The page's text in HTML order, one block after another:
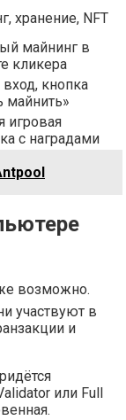
хранение, NFT
майнинг в
кликера
кнопка
майнить»
игровая
с наградами
возможно.
участвуют в
и
или Full